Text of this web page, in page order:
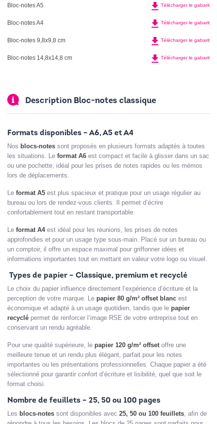
Bloc-notes A5 file_download Télécharger le gabarit
Bloc-notes A4 file_download Télécharger le gabarit
Bloc-notes 9,8x9,8 cm file_download Télécharger le gabarit
Bloc-notes 14,8x14,8 cm file_download Télécharger le gabarit
Description Bloc-notes classique
Formats disponibles – A6, A5 et A4
Nos blocs-notes sont proposés en plusieurs formats adaptés à toutes
les situations. Le format A6 est compact et facile à glisser dans un sac
ou une pochette, idéal pour les prises de notes rapides ou les mémos
lors de déplacements.
Le format A5 est plus spacieux et pratique pour un usage régulier au
bureau ou lors de rendez-vous clients. Il permet d’écrire
confortablement tout en restant transportable.
Le format A4est idéal pour les réunions, les prises de notes
approfondies et pour un usage type sous-main. Placé sur un bureau ou
un comptoir, il offre un espace maximal pour griffonner idées et
informations importantes tout en mettant en valeur votre logo ou visuel.
Types de papier – Classique, premium et recyclé
Le choix du papier influence directement l’expérience d’écriture et la
perception de votre marque. Le papier 80 g/m² offset blanc est
économique et adapté à un usage quotidien, tandis que le papier
recyclé permet de renforcer l’image RSE de votre entreprise tout en
conservant un rendu agréable.
Pour une qualité supérieure, le papier 120 g/m² offsetoffre une
meilleure tenue et un rendu plus élégant, parfait pour les notes
importantes ou les présentations professionnelles. Chaque papier a été
sélectionné pour garantir confort d’écriture et lisibilité, quel que soit le
format choisi.
Nombre de feuillets – 25, 50 ou 100 pages
Les blocs-notes sont disponibles avec 25, 50 ou 100 feuillets, afin de